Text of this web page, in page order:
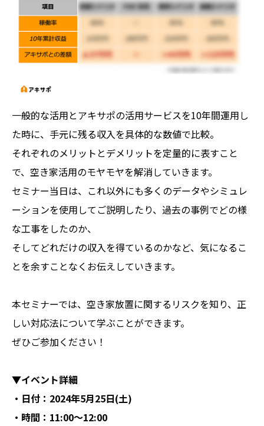
一般的な活用とアキサポの活用サービスを10年間運用し
た時に、手元に残る収入を具体的な数値で比較。
それぞれのメリットとデメリットを定量的に表すこと
で、空き家活用のモヤモヤを解消していきます。
セミナー当日は、これ以外にも多くのデータやシミュレ
ーションを使用してご説明したり、過去の事例でどの様
な工事をしたのか、
そしてどれだけの収入を得ているのかなど、気になるこ
とを余すことなくお伝えしていきます。
本セミナーでは、空き家放置に関するリスクを知り、正
しい対応法について学ぶことができます。
ぜひご参加ください！
▼イベント詳細
・日付：2024年5月25日(土)
・時間：11:00〜12:00